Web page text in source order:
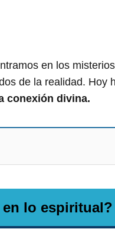
en los
de la realidad. Hoy
conexión divina.
en lo espiritual?